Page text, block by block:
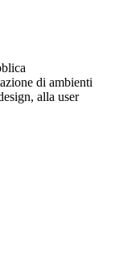
di ambienti
alla user